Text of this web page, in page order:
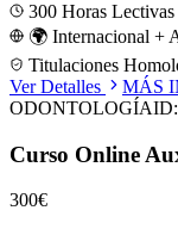
300 Horas Lectivas
🌍 Internacional +
Titulaciones
Ver Detalles
MÁS
ODONTOLOGÍAID:
Curso Online
300€